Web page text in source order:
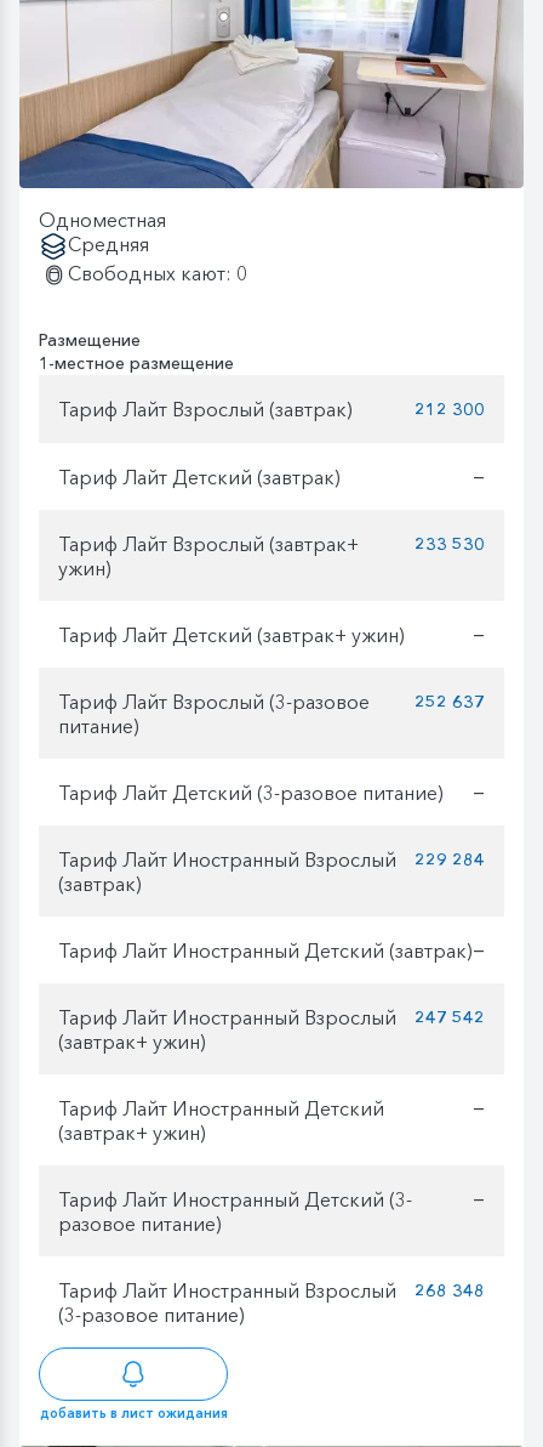
Одноместная
Средняя
Свободных кают: 0
Размещение
1-местное размещение
Тариф Лайт Взрослый (завтрак) 212 300
Тариф Лайт Детский (завтрак) —
Тариф Лайт Взрослый (завтрак+
ужин)
233 530
Тариф Лайт Детский (завтрак+ ужин) —
Тариф Лайт Взрослый (3-разовое
питание)
252 637
Тариф Лайт Детский (3-разовое питание) —
Тариф Лайт Иностранный Взрослый
(завтрак)
229 284
Тариф Лайт Иностранный Детский (завтрак)—
Тариф Лайт Иностранный Взрослый
(завтрак+ ужин)
247 542
Тариф Лайт Иностранный Детский
(завтрак+ ужин)
—
Тариф Лайт Иностранный Детский (3-
разовое питание)
—
Тариф Лайт Иностранный Взрослый
(3-разовое питание)
268 348
добавить в лист ожидания